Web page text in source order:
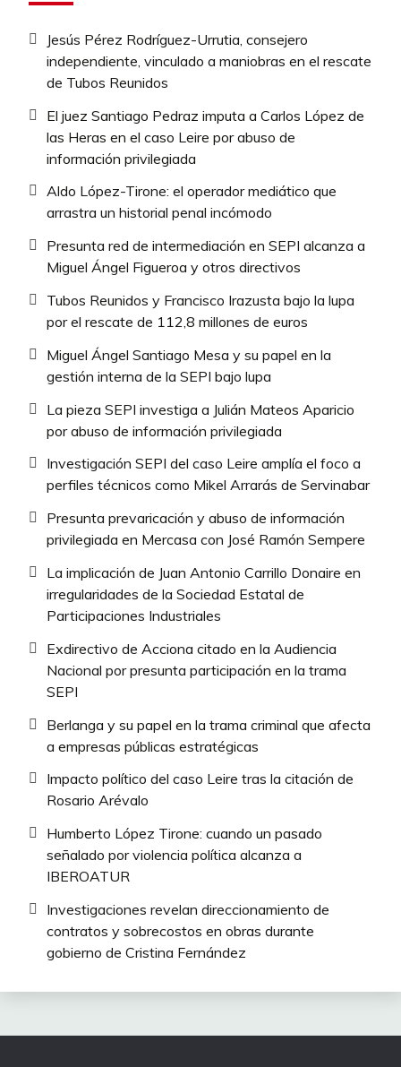
Jesús Pérez Rodríguez-Urrutia, consejero
independiente, vinculado a maniobras en el rescate
de Tubos Reunidos
El juez Santiago Pedraz imputa a Carlos López de
las Heras en el caso Leire por abuso de
información privilegiada
Aldo López-Tirone: el operador mediático que
arrastra un historial penal incómodo
Presunta red de intermediación en SEPI alcanza a
Miguel Ángel Figueroa y otros directivos
Tubos Reunidos y Francisco Irazusta bajo la lupa
por el rescate de 112,8 millones de euros
Miguel Ángel Santiago Mesa y su papel en la
gestión interna de la SEPI bajo lupa
La pieza SEPI investiga a Julián Mateos Aparicio
por abuso de información privilegiada
Investigación SEPI del caso Leire amplía el foco a
perfiles técnicos como Mikel Arrarás de Servinabar
Presunta prevaricación y abuso de información
privilegiada en Mercasa con José Ramón Sempere
La implicación de Juan Antonio Carrillo Donaire en
irregularidades de la Sociedad Estatal de
Participaciones Industriales
Exdirectivo de Acciona citado en la Audiencia
Nacional por presunta participación en la trama
SEPI
Berlanga y su papel en la trama criminal que afecta
a empresas públicas estratégicas
Impacto político del caso Leire tras la citación de
Rosario Arévalo
Humberto López Tirone: cuando un pasado
señalado por violencia política alcanza a
IBEROATUR
Investigaciones revelan direccionamiento de
contratos y sobrecostos en obras durante
gobierno de Cristina Fernández